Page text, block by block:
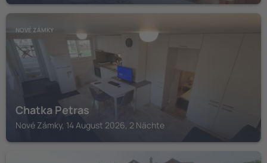
NOVÉ ZÁMKY
Chatka Petras
Nové Zámky, 14 August 2026, 2 Nächte